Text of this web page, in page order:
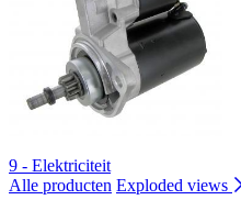
9 - Elektriciteit
Alle producten Exploded views